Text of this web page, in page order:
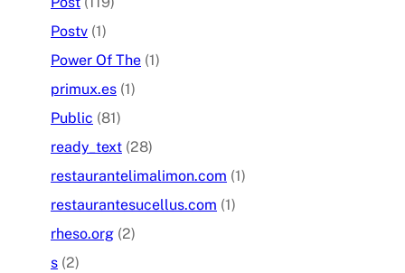
Postv (1)
Power Of The (1)
primux.es (1)
Public (81)
ready_text (28)
restaurantelimalimon.com (1)
restaurantesucellus.com (1)
rheso.org (2)
s (2)